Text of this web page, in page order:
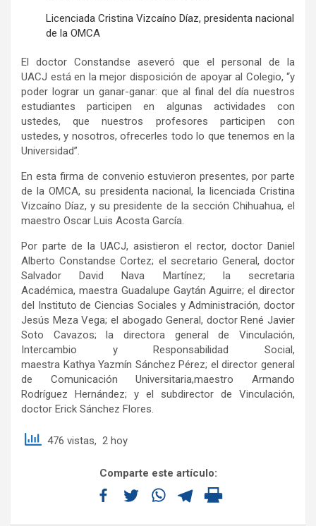
Licenciada Cristina Vizcaíno Díaz, presidenta nacional
de la OMCA
El doctor Constandse aseveró que el personal de la
UACJ está en la mejor disposición de apoyar al Colegio, “y
poder lograr un ganar-ganar: que al final del día nuestros
estudiantes participen en algunas actividades con
ustedes, que nuestros profesores participen con
ustedes, y nosotros, ofrecerles todo lo que tenemos en la
Universidad”.
En esta firma de convenio estuvieron presentes, por parte
de la OMCA, su presidenta nacional, la licenciada Cristina
Vizcaíno Díaz, y su presidente de la sección Chihuahua, el
maestro Oscar Luis Acosta García.
Por parte de la UACJ, asistieron el rector, doctor Daniel
Alberto Constandse Cortez; el secretario General, doctor
Salvador David Nava Martínez; la secretaria
Académica, maestra Guadalupe Gaytán Aguirre; el director
del Instituto de Ciencias Sociales y Administración, doctor
Jesús Meza Vega; el abogado General, doctor René Javier
Soto Cavazos; la directora general de Vinculación,
Intercambio y Responsabilidad Social,
maestra Kathya Yazmín Sánchez Pérez; el director general
de Comunicación Universitaria,maestro Armando
Rodríguez Hernández; y el subdirector de Vinculación,
doctor Erick Sánchez Flores.
476 vistas, 2 hoy
Comparte este artículo: